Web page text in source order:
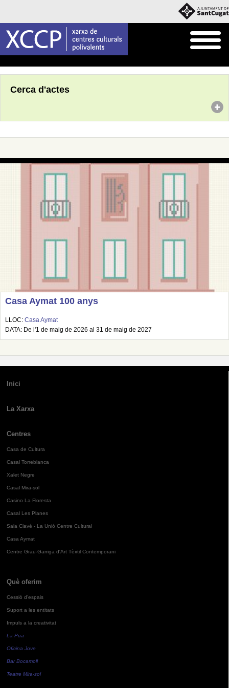
Cerca d'actes
Casa Aymat 100 anys
LLOC: Casa Aymat
DATA: De l'1 de maig de 2026 al 31 de maig de 2027
Inici
La Xarxa
Centres
Casa de Cultura
Casal Torreblanca
Xalet Negre
Casal Mira-sol
Casino La Floresta
Casal Les Planes
Sala Clavé - La Unió Centre Cultural
Casa Aymat
Centre Grau-Garriga d'Art Tèxtil Contemporani
Què oferim
Cessió d'espais
Suport a les entitats
Impuls a la creativitat
La Pua
Oficina Jove
Bar Bocamoll
Teatre Mira-sol